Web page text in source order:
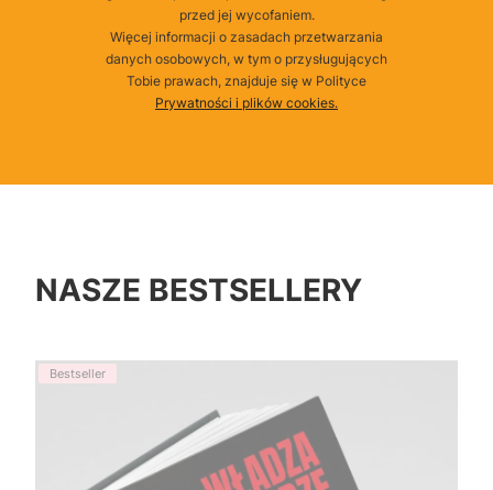
przed jej wycofaniem.
Więcej informacji o zasadach przetwarzania
danych osobowych, w tym o przysługujących
Tobie prawach, znajduje się w Polityce
Prywatności i plików cookies.
NASZE BESTSELLERY
Bestseller